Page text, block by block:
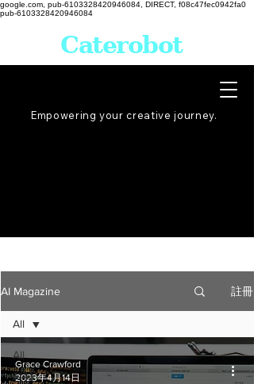
google.com, pub-6103328420946084, DIRECT, f08c47fec0942fa0
pub-6103328420946084
Empowering your creative journey.
Caterobot
AI Magazine 註冊
All
科技
All
Grace Crawford
2023年4月14日